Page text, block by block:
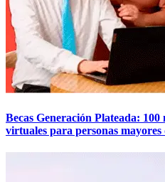
Becas Generación Plateada:
virtuales para personas mayores